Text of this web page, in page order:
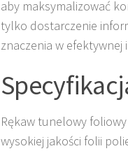
aby maksymalizować
tylko dostarczenie
znaczenia w
Rękaw tunelowy
wysokiej jakości folii